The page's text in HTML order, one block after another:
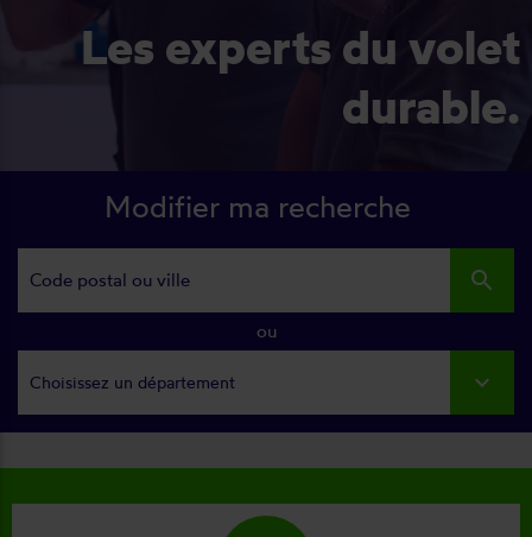
Les experts du volet
durable.
Modifier ma recherche
search
ou
Choisissez un département